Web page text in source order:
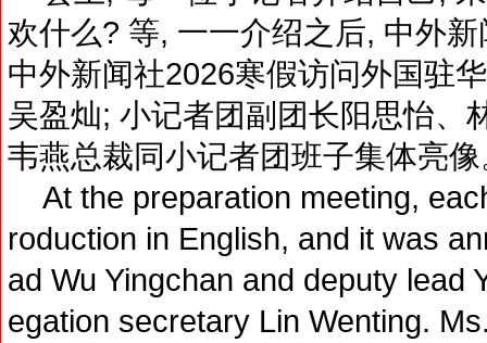
欢什么? 等, 一一介绍之后, 中外
中外新闻社2026寒假访问外国驻
吴盈灿; 小记者团副团长阳思怡、
韦燕总裁同小记者团班子集体亮
At the preparation meeting,
roduction in English, and it was
ad Wu Yingchan and deputy lead
egation secretary Lin Wenting.